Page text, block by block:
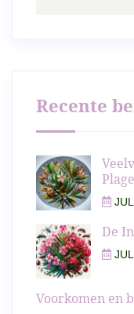
Recente
De
Voorkomen en